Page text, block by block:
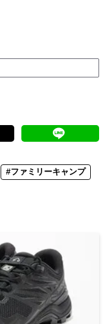
#ファミリーキャンプ